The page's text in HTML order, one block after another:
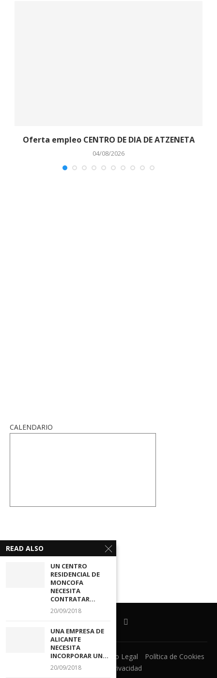
Oferta empleo CENTRO DE DIA DE ATZENETA
04/08/2026
CALENDARIO
Ventanilla Unica CECOVA Aviso Legal
Política de Cookies
Política de Privacidad
READ ALSO
UN CENTRO
RESIDENCIAL DE
MONCOFA
NECESITA
CONTRATAR...
20/09/2018
UNA EMPRESA DE
ALICANTE
NECESITA
INCORPORAR UN...
20/09/2018